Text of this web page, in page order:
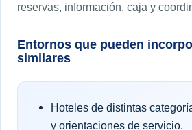
reservas, información, caja y
Entornos que pueden
similares
Hoteles de distintas
y orientaciones de servicio.